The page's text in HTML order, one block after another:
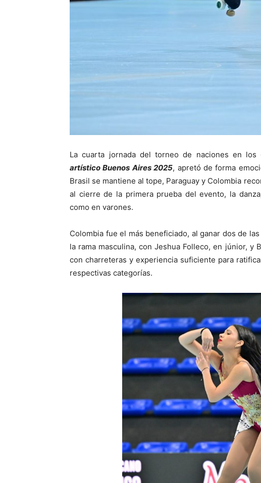
La cuarta jornada del torneo de naciones en los
artístico Buenos Aires 2025, apretó de forma
Brasil se mantiene al tope, Paraguay y Colombia
al cierre de la primera prueba del evento, la
como en varones.
Colombia fue el más beneficiado, al ganar dos de
la rama masculina, con Jeshua Folleco, en júnior, y
con charreteras y experiencia suficiente para
respectivas categorías.